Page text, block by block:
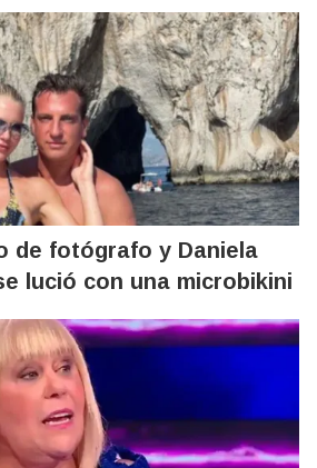
de fotógrafo y Daniela
lució con una microbikini